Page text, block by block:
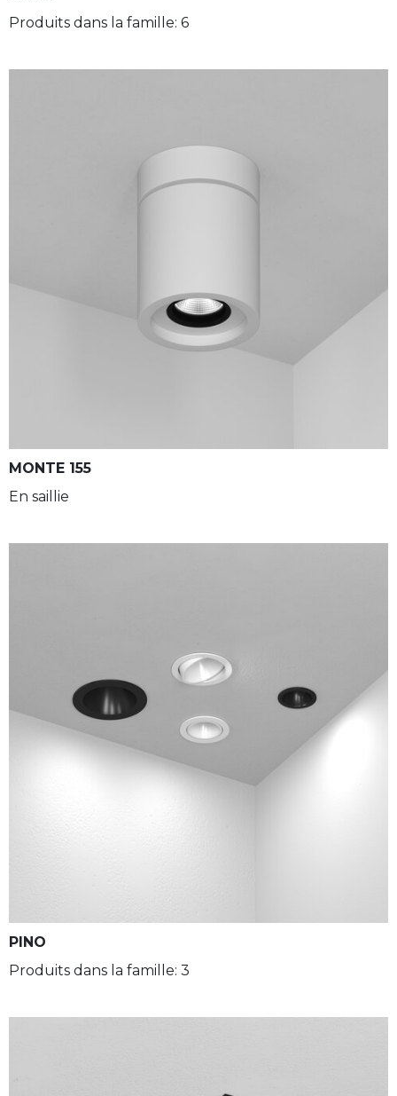
Produits dans la famille: 6
MONTE 155
En saillie
PINO
Produits dans la famille: 3